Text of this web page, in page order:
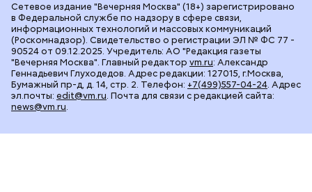
Сетевое издание "Вечерняя Москва" (18+) зарегистрировано
в Федеральной службе по надзору в сфере связи,
информационных технологий и массовых коммуникаций
(Роскомнадзор). Свидетельство о регистрации ЭЛ № ФС 77 -
90524 от 09.12.2025. Учредитель: АО "Редакция газеты
"Вечерняя Москва". Главный редактор vm.ru: Александр
Геннадьевич Глуходедов. Адрес редакции: 127015, г.Москва,
Бумажный пр-д, д. 14, стр. 2. Телефон: +7(499)557-04-24. Адрес
эл.почты: edit@vm.ru. Почта для связи с редакцией сайта:
news@vm.ru.